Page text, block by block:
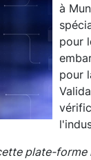
à
pour
pour
plate-